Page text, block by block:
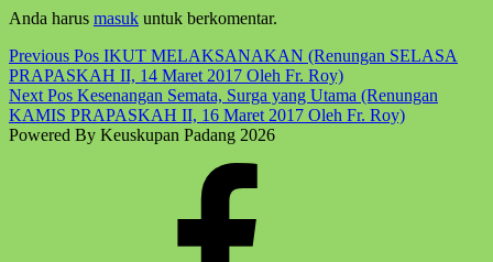
main
Anda harus masuk untuk berkomentar.
Post
navigation
Previous Pos IKUT MELAKSANAKAN (Renungan SELASA
PRAPASKAH II, 14 Maret 2017 Oleh Fr. Roy)
Next Pos Kesenangan Semata, Surga yang Utama (Renungan
KAMIS PRAPASKAH II, 16 Maret 2017 Oleh Fr. Roy)
Powered By Keuskupan Padang 2026